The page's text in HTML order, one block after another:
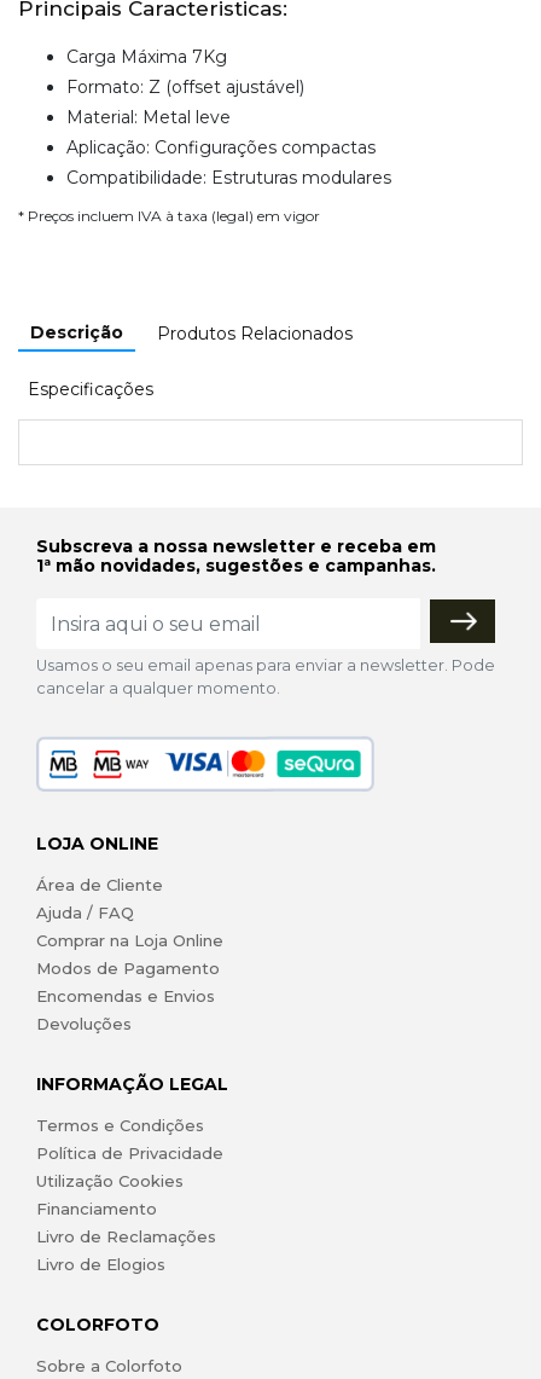
Principais Caracteristicas:
Carga Máxima 7Kg
Formato: Z (offset ajustável)
Material: Metal leve
Aplicação: Configurações compactas
Compatibilidade: Estruturas modulares
* Preços incluem IVA à taxa (legal) em vigor
Descrição Produtos Relacionados
Especificações
Subscreva a nossa newsletter e receba em
1ª mão novidades, sugestões e campanhas.
Usamos o seu email apenas para enviar a newsletter. Pode
cancelar a qualquer momento.
LOJA ONLINE
Área de Cliente
Ajuda / FAQ
Comprar na Loja Online
Modos de Pagamento
Encomendas e Envios
Devoluções
INFORMAÇÃO LEGAL
Termos e Condições
Política de Privacidade
Utilização Cookies
Financiamento
Livro de Reclamações
Livro de Elogios
COLORFOTO
Sobre a Colorfoto